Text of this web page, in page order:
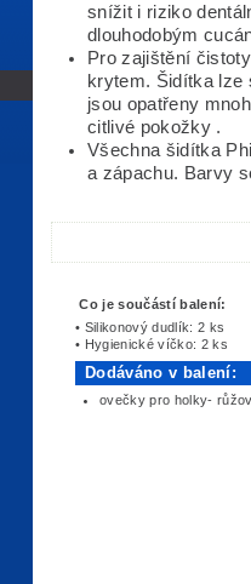
snížit i riziko
dlouhodobým
Pro zajištění
krytem. Šidítka lze
jsou opatřeny
citlivé pokožky .
Všechna šidítka
a zápachu. Barvy
Co je součástí balení:
• Silikonový dudlík: 2 ks
• Hygienické víčko: 2 ks
Dodáváno v balení:
ovečky pro holky-